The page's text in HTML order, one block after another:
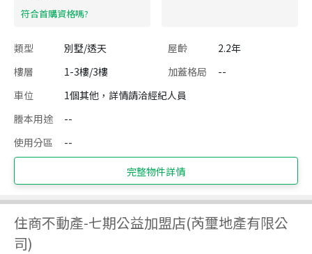
​符合首購資格嗎?
類型 別墅/透天 屋齡
2.2年
樓層
1-3樓/3樓 加蓋格局
--
車位
1個其他，詳情請洽經紀人員
謄本用途
--
使用分區
--
完整物件詳情
住商不動產-七期公益加盟店(芮璽地產有限公
司)